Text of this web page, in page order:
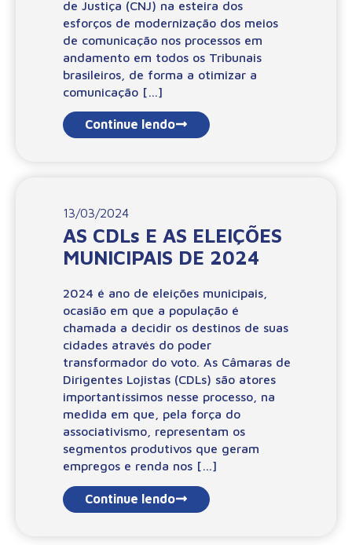
de Justiça (CNJ) na esteira dos
esforços de modernização dos meios
de comunicação nos processos em
andamento em todos os Tribunais
brasileiros, de forma a otimizar a
comunicação […]
Continue lendo
13/03/2024
AS CDLs E AS ELEIÇÕES
MUNICIPAIS DE 2024
2024 é ano de eleições municipais,
ocasião em que a população é
chamada a decidir os destinos de suas
cidades através do poder
transformador do voto. As Câmaras de
Dirigentes Lojistas (CDLs) são atores
importantíssimos nesse processo, na
medida em que, pela força do
associativismo, representam os
segmentos produtivos que geram
empregos e renda nos […]
Continue lendo